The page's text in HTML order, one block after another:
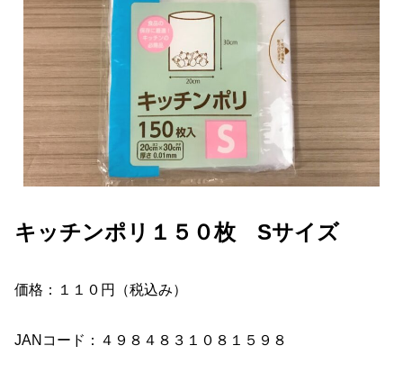
キッチンポリ１５０枚 Sサイズ
価格：１１０円（税込み）
JANコード：４９８４８３１０８１５９８